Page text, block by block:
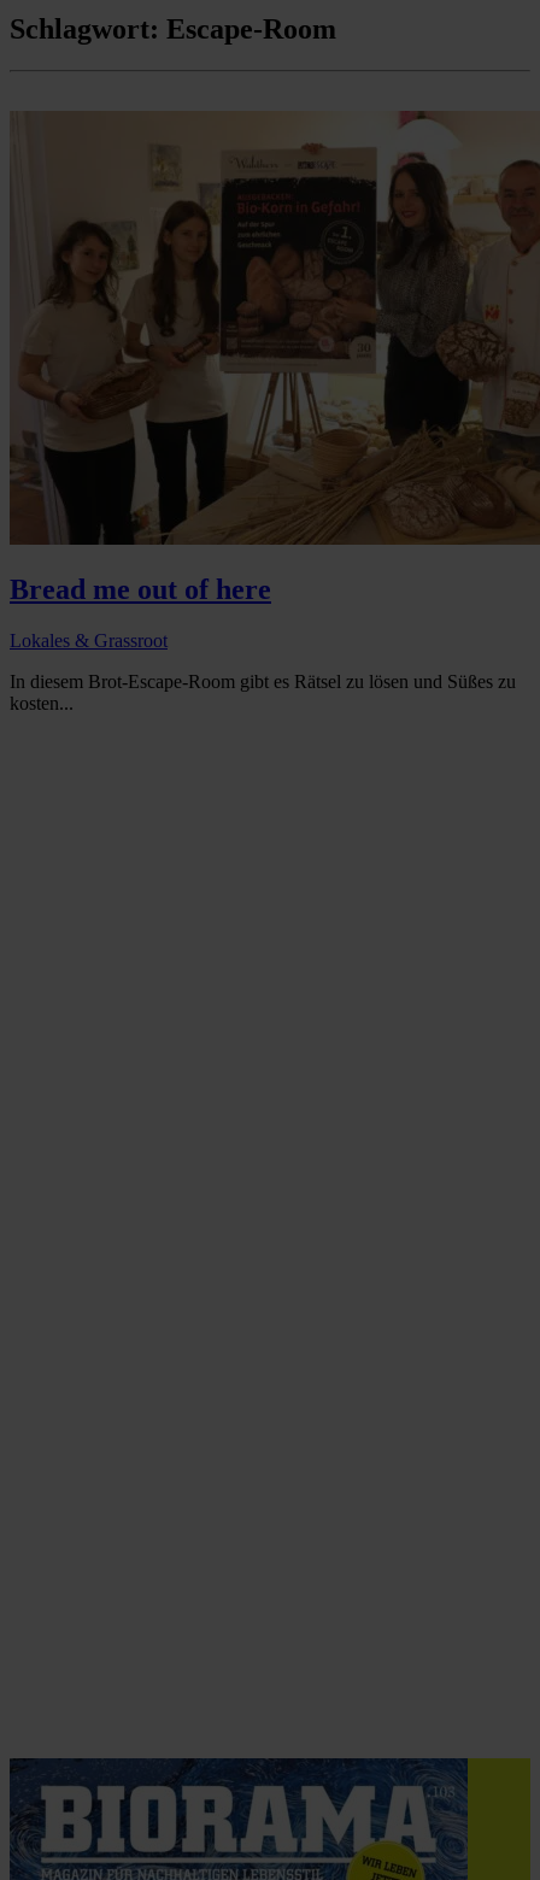
Schlagwort: Escape-Room
Bread me out of here
Lokales & Grassroot
In diesem Brot-Escape-Room gibt es Rätsel zu lösen und Süßes zu
kosten...